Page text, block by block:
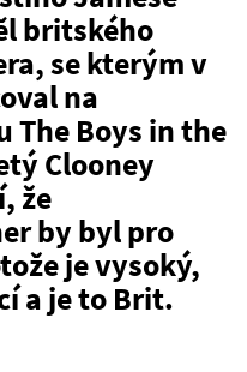
britského
se kterým v
na
Boys in the
Clooney
že
by byl pro
je vysoký,
a je to Brit.